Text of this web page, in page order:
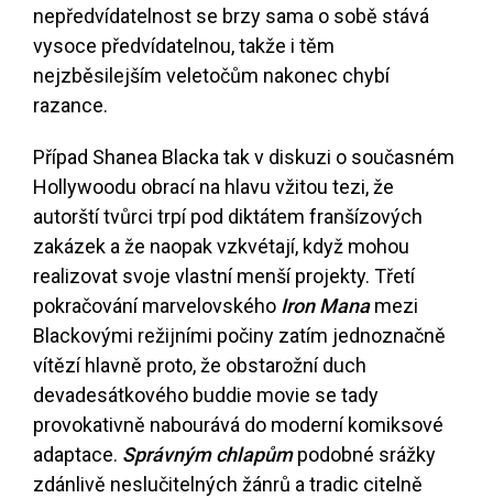
nepředvídatelnost se brzy sama o sobě stává
vysoce předvídatelnou, takže i těm
nejzběsilejším veletočům nakonec chybí
razance.
Případ Shanea Blacka tak v diskuzi o současném
Hollywoodu obrací na hlavu vžitou tezi, že
autorští tvůrci trpí pod diktátem franšízových
zakázek a že naopak vzkvétají, když mohou
realizovat svoje vlastní menší projekty. Třetí
pokračování marvelovského Iron Manamezi
Blackovými režijními počiny zatím jednoznačně
vítězí hlavně proto, že obstarožní duch
devadesátkového buddie movie se tady
provokativně nabourává do moderní komiksové
adaptace. Správným chlapůmpodobné srážky
zdánlivě neslučitelných žánrů a tradic citelně